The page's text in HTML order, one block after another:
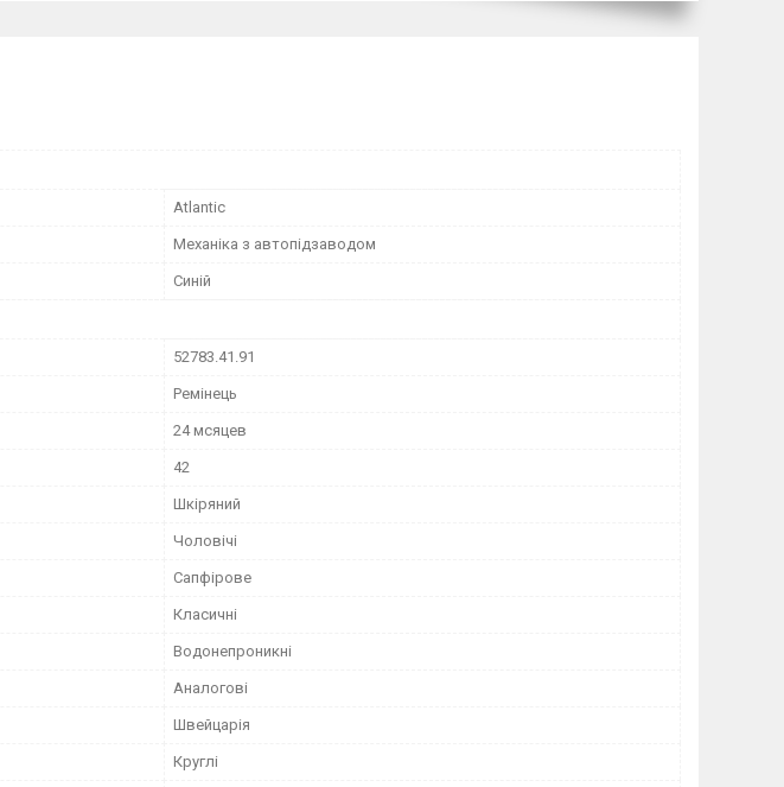
Atlantic
Механіка з автопідзаводом
Синій
52783.41.91
Ремінець
24 мсяцев
42
Шкіряний
Чоловічі
Сапфірове
Класичні
Водонепроникні
Аналогові
Швейцарія
Круглі